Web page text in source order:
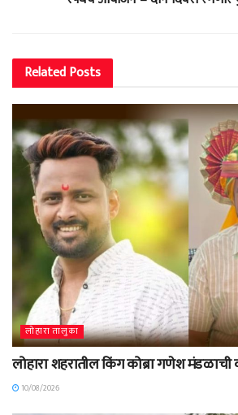
RelatedPosts
लोहारा तालुका
लोहारा शहरातील किंग कोब्रा गणेश मंडळाची
10/08/2026